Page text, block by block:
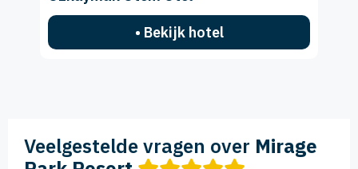
• Bekijk hotel
Veelgestelde vragen over Mirage